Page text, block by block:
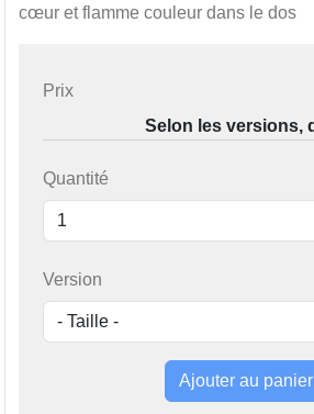
cœur et flamme couleur dans le dos
Prix
Quantité
Version
Ajouter au panier